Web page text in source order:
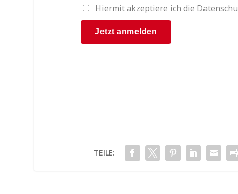
Hiermit akzeptiere ich die
TEILE: